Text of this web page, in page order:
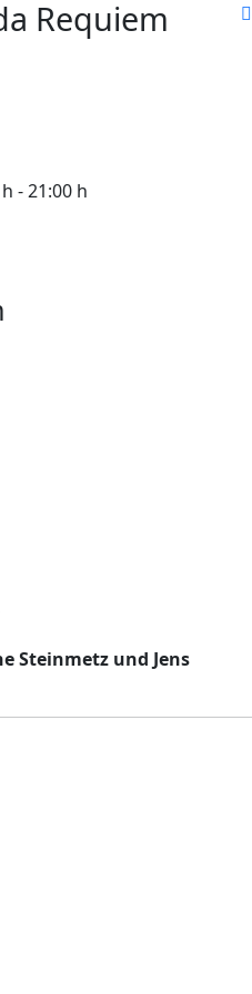
Requiem
-21:00 h
Steinmetz und Jens